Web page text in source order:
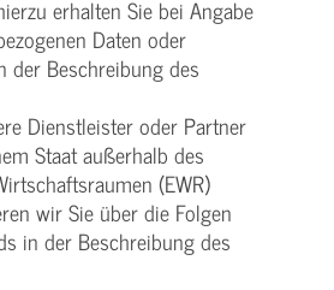
erhalten Sie bei Angabe
Daten oder
der Beschreibung des
Dienstleister oder Partner
Staat außerhalb des
(EWR)
wir Sie über die Folgen
in der Beschreibung des